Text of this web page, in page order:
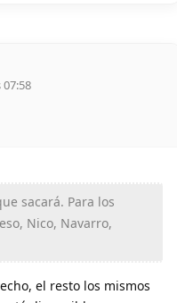
sacará. Para los
Nico, Navarro,
el resto los mismos